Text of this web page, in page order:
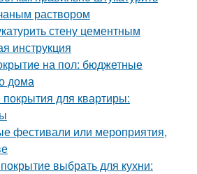
раствором
стену цементным
инструкция
на пол: бюджетные
дома
для квартиры:
фестивали или мероприятия,
выбрать для кухни: